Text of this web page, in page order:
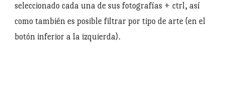
seleccionado cada una de sus fotografías + ctrl, así
como también es posible filtrar por tipo de arte (en el
botón inferior a la izquierda).